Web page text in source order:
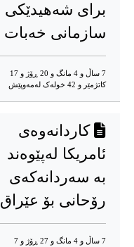
برای شەهیدێکی
سازمانی خەبات
7 ساڵ و 4 مانگ و 20 ڕۆژ و 17
کاتژمێر و 42 خوله‌ک له‌مه‌وپێش‌
کاردانەوەی
ئامریکا لەپێوەند
بە سەردانەکەی
رۆحانی بۆ عێراق
7 ساڵ و 4 مانگ و 27 ڕۆژ و 7